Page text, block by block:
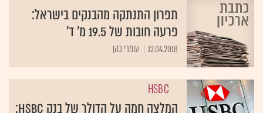
תפרון התנתקה מהבנקים בישראל:
פרעה חובות של 19.5 מ' ד'
12.04.2018 עומרי כהן
HSBC
המלצה חמה על הדולר של בנק HSBC: